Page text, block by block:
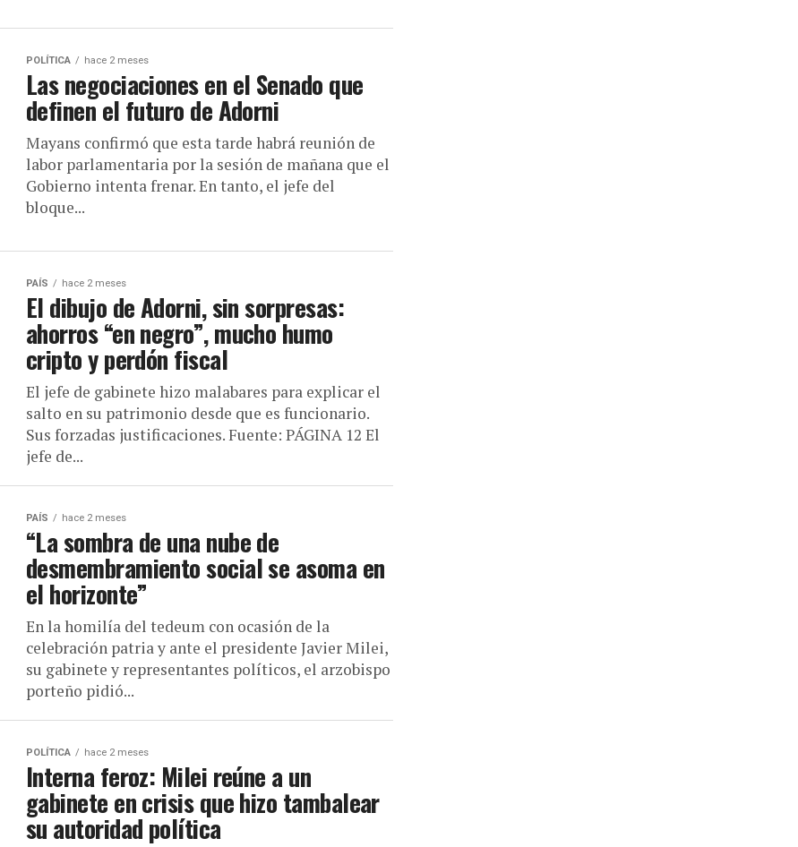
POLÍTICA hace 2 meses
Las negociaciones en el Senado que
definen el futuro de Adorni
Mayans confirmó que esta tarde habrá reunión de
labor parlamentaria por la sesión de mañana que el
Gobierno intenta frenar. En tanto, el jefe del
bloque...
PAÍS hace 2 meses
El dibujo de Adorni, sin sorpresas:
ahorros “en negro”, mucho humo
cripto y perdón fiscal
El jefe de gabinete hizo malabares para explicar el
salto en su patrimonio desde que es funcionario.
Sus forzadas justificaciones. Fuente: PÁGINA 12 El
jefe de...
PAÍS hace 2 meses
“La sombra de una nube de
desmembramiento social se asoma en
el horizonte”
En la homilía del tedeum con ocasión de la
celebración patria y ante el presidente Javier Milei,
su gabinete y representantes políticos, el arzobispo
porteño pidió...
POLÍTICA hace 2 meses
Interna feroz: Milei reúne a un
gabinete en crisis que hizo tambalear
su autoridad política